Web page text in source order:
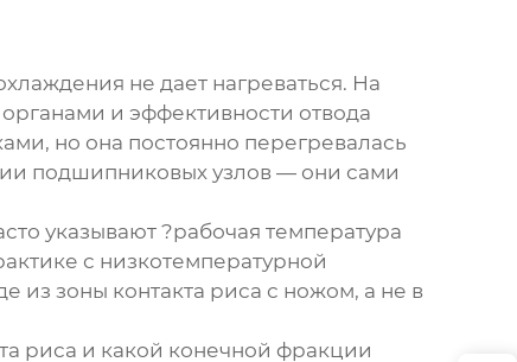
не дает нагреваться. На
и эффективности отвода
но она постоянно перегревалась
подшипниковых узлов — они сами
указывают ?рабочая температура
с низкотемпературной
из зоны контакта риса с ножом, а не в
риса и какой конечной фракции